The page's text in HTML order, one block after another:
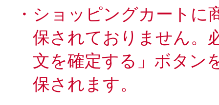
・ショッピングカート
保されておりません。
文を確定する」ボタン
保されます。